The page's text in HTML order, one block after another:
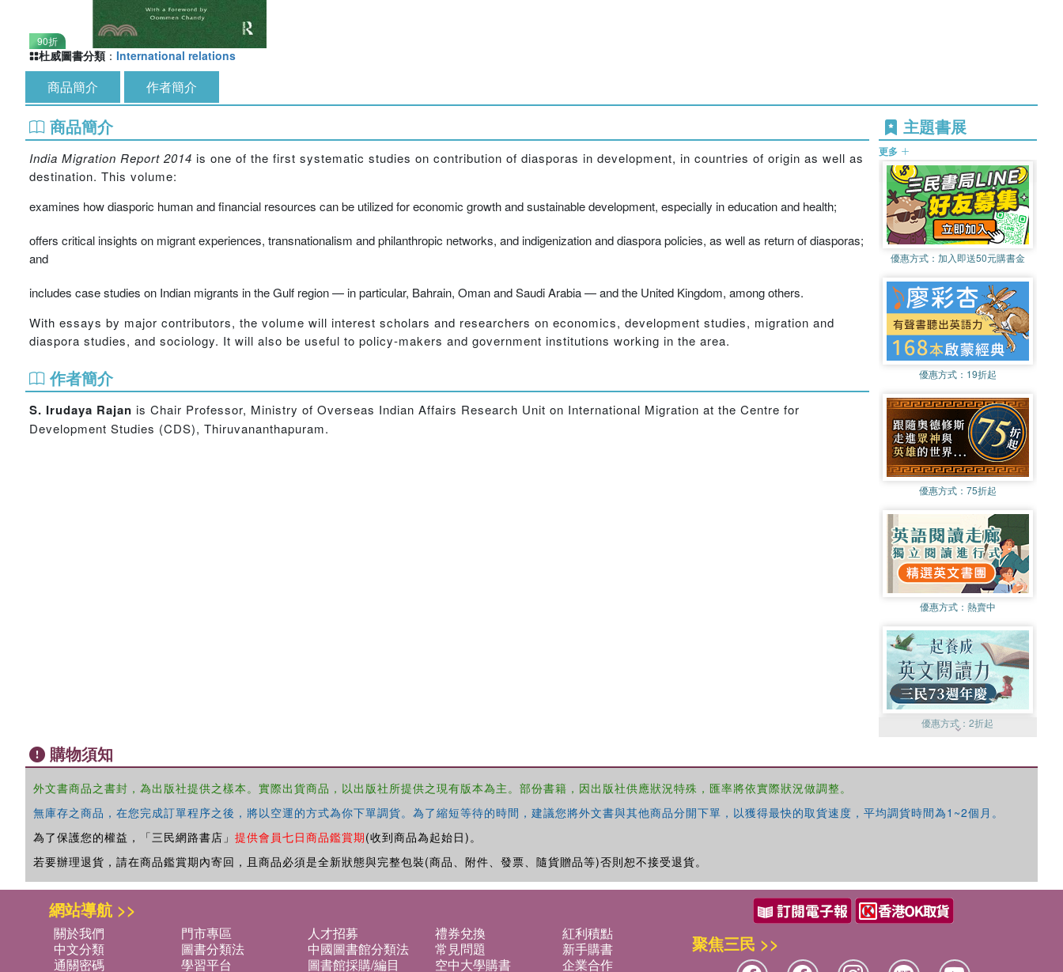
90折
杜威圖書分類 ： International relations
商品簡介 作者簡介
商品簡介
India Migration Report 2014 is one of the first systematic studies on contribution of diasporas in development, in countries of origin as well as
destination. This volume:
examines how diasporic human and financial resources can be utilized for economic growth and sustainable development, especially in education and health;
offers critical insights on migrant experiences, transnationalism and philanthropic networks, and indigenization and diaspora policies, as well as return of diasporas;
and
includes case studies on Indian migrants in the Gulf region — in particular, Bahrain, Oman and Saudi Arabia — and the United Kingdom, among others.
With essays by major contributors, the volume will interest scholars and researchers on economics, development studies, migration and
diaspora studies, and sociology. It will also be useful to policy-makers and government institutions working in the area.
作者簡介
S. Irudaya Rajan is Chair Professor, Ministry of Overseas Indian Affairs Research Unit on International Migration at the Centre for
Development Studies (CDS), Thiruvananthapuram.
主題書展
更多
優惠方式： 加入即送50元購書金
優惠方式： 19折起
優惠方式： 75折起
優惠方式： 熱賣中
優惠方式：2折起
購物須知
外文書商品之書封，為出版社提供之樣本。實際出貨商品，以出版社所提供之現有版本為主。部份書籍，因出版社供應狀況特殊，匯率將依實際狀況做調整。
無庫存之商品，在您完成訂單程序之後，將以空運的方式為你下單調貨。為了縮短等待的時間，建議您將外文書與其他商品分開下單，以獲得最快的取貨速度，平均調貨時間為1~2個月。
為了保護您的權益，「三民網路書店」 提供會員七日商品鑑賞期(收到商品為起始日)。
若要辦理退貨，請在商品鑑賞期內寄回，且商品必須是全新狀態與完整包裝(商品、附件、發票、隨貨贈品等)否則恕不接受退貨。
網站導航 >>
關於我們 門市專區 人才招募 禮券兌換
紅利積點
中文分類
圖書分類法 中國圖書館分類法 常見問題
新手購書
通關密碼
學習平台 圖書館採購/編目 空中大學購書
企業合作
聚焦三民 >>